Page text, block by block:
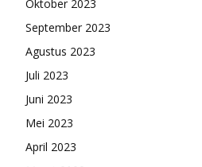
Oktober 2023
September 2023
Agustus 2023
Juli 2023
Juni 2023
Mei 2023
April 2023